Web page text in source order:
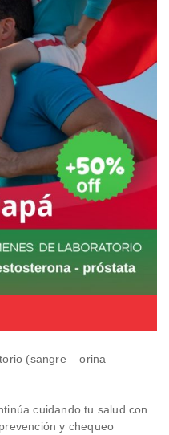
(sangre – orina –
cuidando tu salud con
y chequeo